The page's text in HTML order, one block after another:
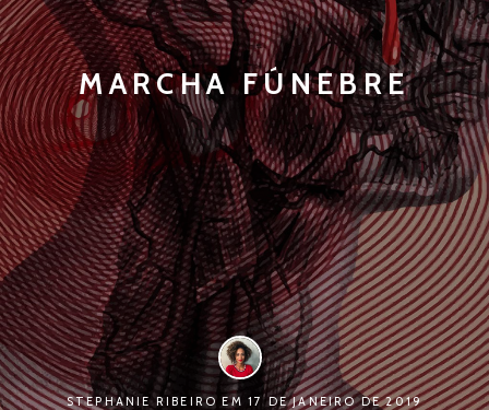
MARCHA FÚNEBRE
STEPHANIE RIBEIRO EM 17 DE JANEIRO DE 2019